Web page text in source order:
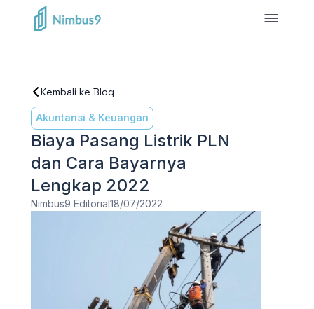
Kembali ke Blog
Akuntansi & Keuangan
Biaya Pasang Listrik PLN
dan Cara Bayarnya
Lengkap 2022
Nimbus9 Editorial18/07/2022